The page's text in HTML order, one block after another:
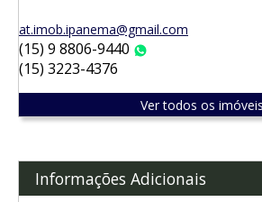
at.imob.ipanema@gmail.com
(15) 9 8806-9440
(15) 3223-4376
Ver todos os imóveis
Informações Adicionais